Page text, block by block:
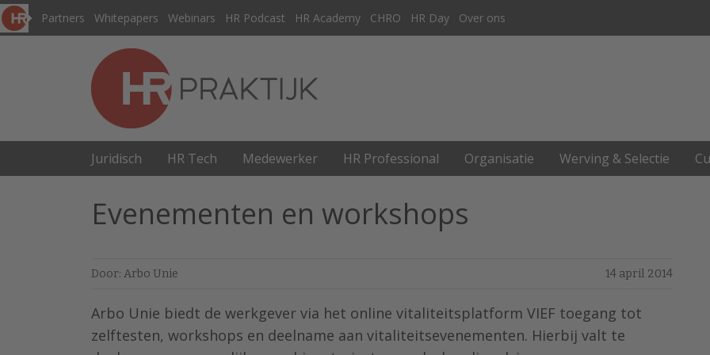
Partners Whitepapers Webinars HR Podcast HR Academy CHRO HR Day Over ons
Juridisch HR Tech Medewerker HR Professional Organisatie Werving & Selectie
Evenementen en workshops
Door: Arbo Unie 14 april 2014
Arbo Unie biedt de werkgever via het online vitaliteitsplatform VIEF toegang tot
zelftesten, workshops en deelname aan vitaliteitsevenementen. Hierbij valt te